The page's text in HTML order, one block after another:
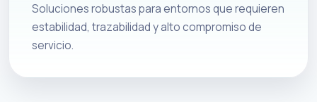
Soluciones robustas para entornos que requieren
estabilidad, trazabilidad y alto compromiso de
servicio.